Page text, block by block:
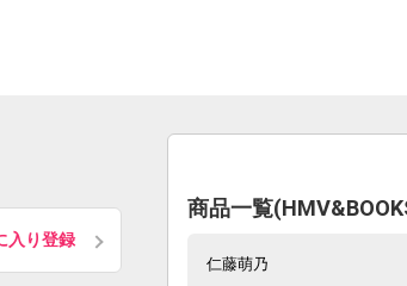
入り登録
商品一覧
仁藤萌乃